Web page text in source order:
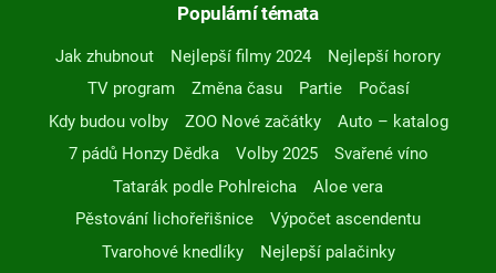
Populární témata
Jak zhubnout Nejlepší filmy 2024
Nejlepší horory
TV program
Změna času Partie
Počasí
Kdy budou volby
ZOO Nové začátky
Auto – katalog
7 pádů Honzy Dědka
Volby 2025
Svařené víno
Tatarák podle Pohlreicha
Aloe vera
Pěstování lichořeřišnice
Výpočet ascendentu
Tvarohové knedlíky
Nejlepší palačinky